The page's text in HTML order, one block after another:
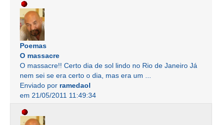
Poemas
O massacre
O massacre!! Certo dia de sol lindo no Rio de Janeiro Já
nem sei se era certo o dia, mas era um ...
Enviado por ramedaol
em 21/05/2011 11:49:34